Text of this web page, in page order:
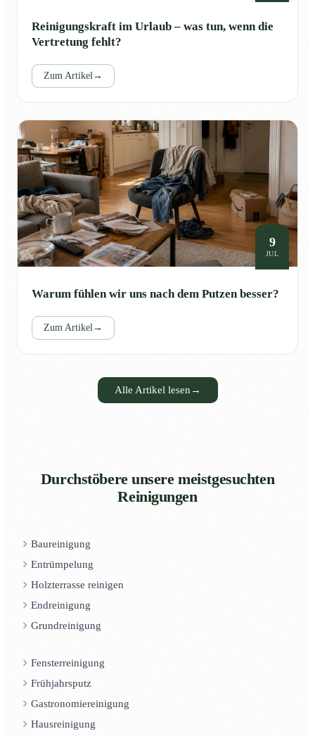
Reinigungskraft im Urlaub – was tun, wenn die
Vertretung fehlt?
Zum Artikel →
9
JUL
Warum fühlen wir uns nach dem Putzen besser?
Zum Artikel →
Alle Artikel lesen →
Durchstöbere unsere meistgesuchten
Reinigungen
Baureinigung
Entrümpelung
Holzterrasse reinigen
Endreinigung
Grundreinigung
Fensterreinigung
Frühjahrsputz
Gastronomiereinigung
Hausreinigung